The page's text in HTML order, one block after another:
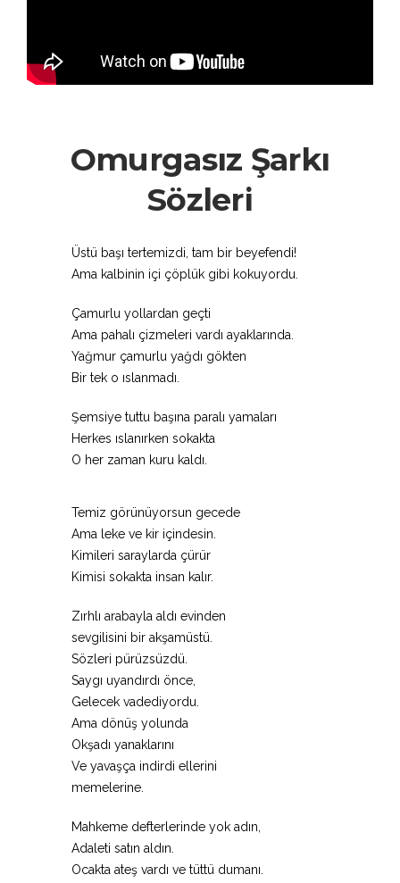
Omurgasız Şarkı
Sözleri
Üstü başı tertemizdi, tam bir beyefendi!
Ama kalbinin içi çöplük gibi kokuyordu.
Çamurlu yollardan geçti
Ama pahalı çizmeleri vardı ayaklarında.
Yağmur çamurlu yağdı gökten
Bir tek o ıslanmadı.
Şemsiye tuttu başına paralı yamaları
Herkes ıslanırken sokakta
O her zaman kuru kaldı.
Temiz görünüyorsun gecede
Ama leke ve kir içindesin.
Kimileri saraylarda çürür
Kimisi sokakta insan kalır.
Zırhlı arabayla aldı evinden
sevgilisini bir akşamüstü.
Sözleri pürüzsüzdü.
Saygı uyandırdı önce,
Gelecek vadediyordu.
Ama dönüş yolunda
Okşadı yanaklarını
Ve yavaşça indirdi ellerini
memelerine.
Mahkeme defterlerinde yok adın,
Adaleti satın aldın.
Ocakta ateş vardı ve tüttü dumanı.